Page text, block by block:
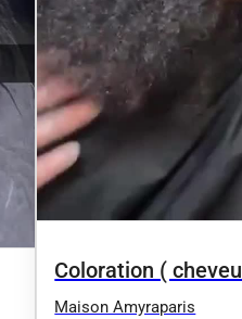
Coloration (
Coiffage
Maison Amyraparis